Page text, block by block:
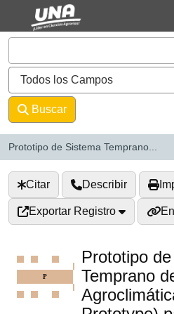
Saltar al contenido
VuFind
Buscar
Prototipo de Sistema Temprano...
Citar Describir
Exportar Registro
Prototipo
Temprano